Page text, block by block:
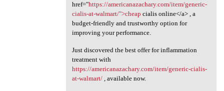
href="https://americanazachary.com/item/generic-
cialis-at-walmart/">cheap cialis online</a> , a
budget-friendly and trustworthy option for
improving your performance.
Just discovered the best offer for inflammation
treatment with
https://americanazachary.com/item/generic-cialis-
at-walmart/, available now.